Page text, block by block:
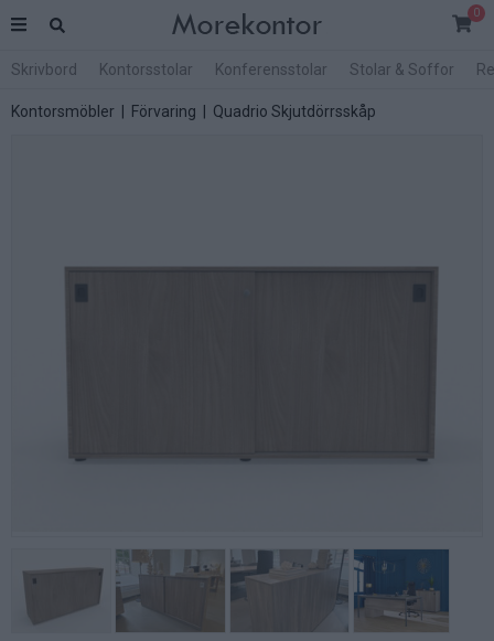
0
Skrivbord Kontorsstolar Konferensstolar Stolar & Soffor
Kontorsmöbler Förvaring Quadrio Skjutdörrsskåp